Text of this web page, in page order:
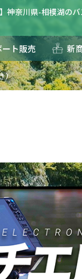
神奈川県-相模湖の
ト販売 新
）